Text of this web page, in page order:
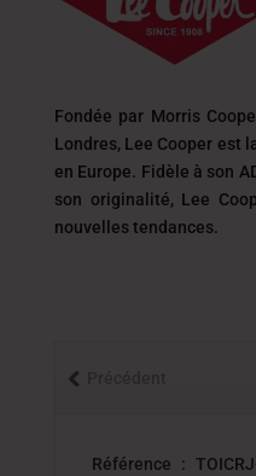
Fondée par Morris
Londres, Lee Cooper est
en Europe. Fidèle à son
son originalité, Lee
nouvelles tendances.
Référence :